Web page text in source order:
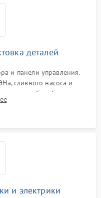
деталей
и панели управления.
сливного насоса и
барабана и
люка на разрывы.
и электрики